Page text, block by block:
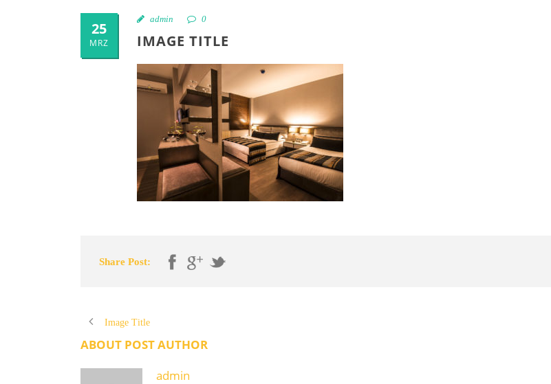
25
MRZ
admin 0
IMAGE TITLE
Share Post:
Image Title
ABOUT POST AUTHOR
admin